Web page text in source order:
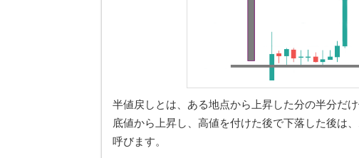
半値戻しとは、ある地点から上昇した分の半分だ
底値から上昇し、高値を付けた後で下落した後は
呼びます。